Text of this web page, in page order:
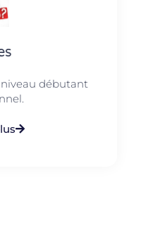
débutant